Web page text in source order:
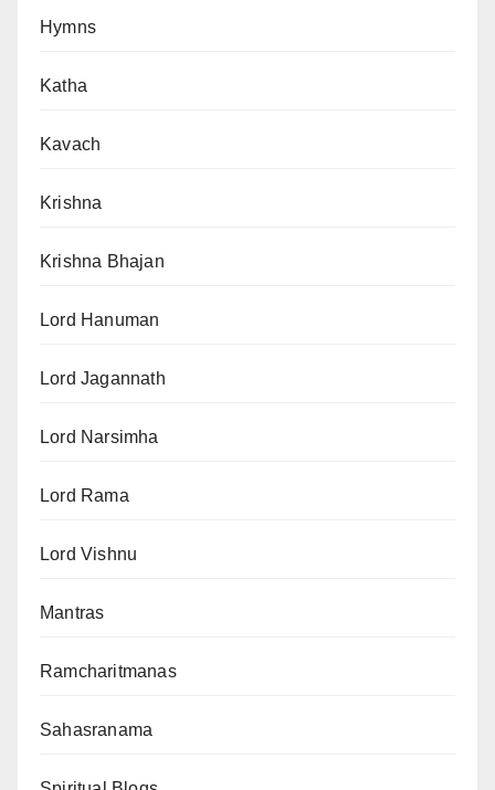
Hymns
Katha
Kavach
Krishna
Krishna Bhajan
Lord Hanuman
Lord Jagannath
Lord Narsimha
Lord Rama
Lord Vishnu
Mantras
Ramcharitmanas
Sahasranama